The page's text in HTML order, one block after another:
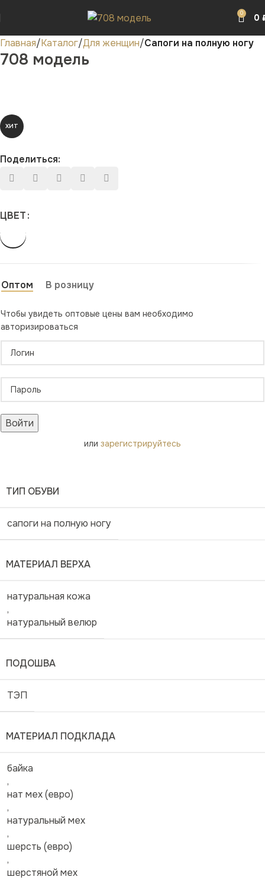
0 0
Главная Каталог Для женщин Сапоги на полную ногу
708 модель
ХИТ
Поделиться:
ЦВЕТ
Оптом В розницу
Чтобы увидеть оптовые цены вам необходимо
авторизироваться
Войти
или зарегистрируйтесь
ТИП ОБУВИ
сапоги на полную ногу
МАТЕРИАЛ ВЕРХА
натуральная кожа
,
натуральный велюр
ПОДОШВА
ТЭП
МАТЕРИАЛ ПОДКЛАДА
байка
,
нат мех (евро)
,
натуральный мех
,
шерсть (евро)
,
шерстяной мех